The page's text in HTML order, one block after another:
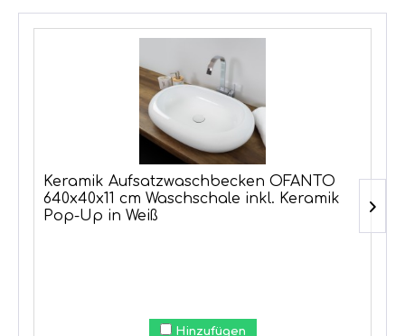
Keramik Aufsatzwaschbecken OFANTO
640x40x11 cm Waschschale inkl. Keramik
Pop-Up in Weiß
Hinzufügen